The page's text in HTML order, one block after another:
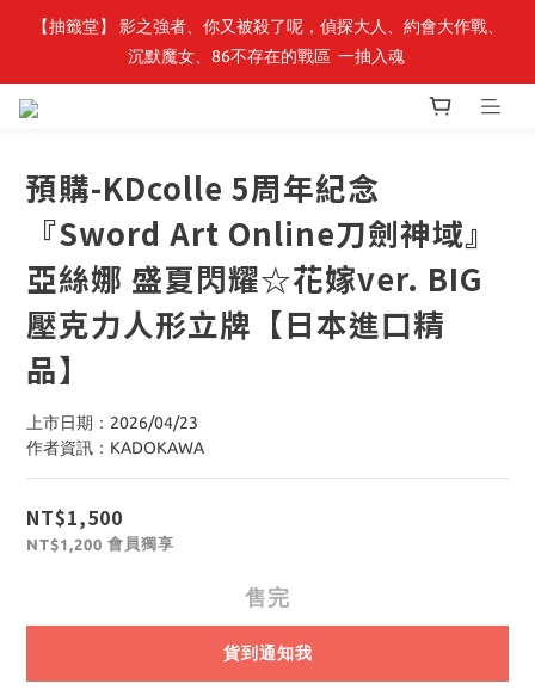
最新開賣🔥「全知讀者視角」 周邊商品
【抽籤堂】 影之強者、你又被殺了呢，偵探大人、約會大作戰、
沉默魔女、86不存在的戰區  一抽入魂
預購-KDcolle 5周年紀念
『Sword Art Online刀劍神域』
亞絲娜 盛夏閃耀☆花嫁ver. BIG
壓克力人形立牌【日本進口精
品】
上市日期：2026/04/23
作者資訊：KADOKAWA
NT$1,500
NT$1,200 會員獨享
售完
貨到通知我